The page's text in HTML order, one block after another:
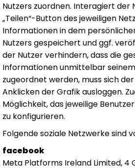
Nutzers zuordnen. Interagiert der
„Teilen“-Button des jeweiligen
Informationen in dem
Nutzers gespeichert und ggf.
der Nutzer verhindern, dass die
Informationen unmittelbar
zugeordnet werden, muss sich
Anklicken der Grafik ausloggen.
Möglichkeit, das jeweilige
zu konfigurieren.
Folgende soziale Netzwerke sind
facebook
Meta Platforms Ireland Limited, 4